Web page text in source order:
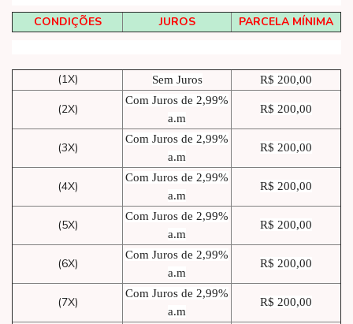
CONDIÇÕES JUROS PARCELA MÍNIMA
(1X) Sem Juros R$ 200,00
(2X)
Com Juros de 2,99%
a.m
R$ 200,00
(3X)
Com Juros de 2,99%
a.m
R$ 200,00
(4X)
Com Juros de 2,99%
a.m
R$ 200,00
(5X)
Com Juros de 2,99%
a.m
R$ 200,00
(6X)
Com Juros de 2,99%
a.m
R$ 200,00
(7X)
Com Juros de 2,99%
a.m
R$ 200,00